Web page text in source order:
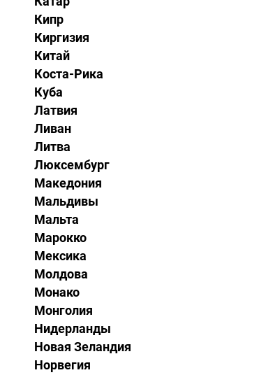
Кипр
Киргизия
Китай
Коста-Рика
Куба
Латвия
Ливан
Литва
Люксембург
Македония
Мальдивы
Мальта
Марокко
Мексика
Молдова
Монако
Монголия
Нидерланды
Новая Зеландия
Норвегия